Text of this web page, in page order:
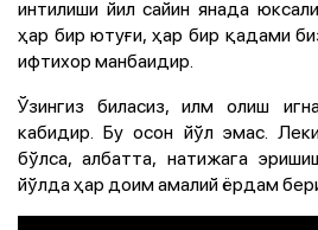
интилиши йил сайин янада
ҳар бир ютуғи, ҳар бир қадами
ифтихор манбаидир.
Ўзингиз биласиз, илм олиш
кабидир. Бу осон йўл эмас.
бўлса, албатта, натижага
йўлда ҳар доим амалий ёрдам